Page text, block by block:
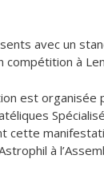
avec un
compétition à
est organisée
cette
à